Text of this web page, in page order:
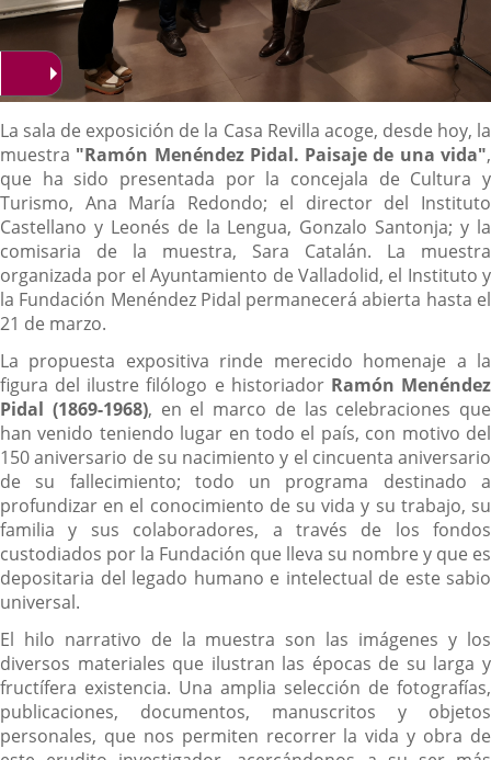
Descripción
La sala de exposición de la Casa Revilla acoge, desde hoy, la
muestra "Ramón Menéndez Pidal. Paisaje de una vida",
que ha sido presentada por la concejala de Cultura y
Turismo, Ana María Redondo; el director del Instituto
Castellano y Leonés de la Lengua, Gonzalo Santonja; y la
comisaria de la muestra, Sara Catalán. La muestra
organizada por el Ayuntamiento de Valladolid, el Instituto y
la Fundación Menéndez Pidal permanecerá abierta hasta el
21 de marzo.
La propuesta expositiva rinde merecido homenaje a la
figura del ilustre filólogo e historiador Ramón Menéndez
Pidal (1869-1968), en el marco de las celebraciones que
han venido teniendo lugar en todo el país, con motivo del
150 aniversario de su nacimiento y el cincuenta aniversario
de su fallecimiento; todo un programa destinado a
profundizar en el conocimiento de su vida y su trabajo, su
familia y sus colaboradores, a través de los fondos
custodiados por la Fundación que lleva su nombre y que es
depositaria del legado humano e intelectual de este sabio
universal.
El hilo narrativo de la muestra son las imágenes y los
diversos materiales que ilustran las épocas de su larga y
fructífera existencia. Una amplia selección de fotografías,
publicaciones, documentos, manuscritos y objetos
personales, que nos permiten recorrer la vida y obra de